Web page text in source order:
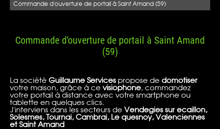
Commande d'ouverture de portail à Saint Amand (59)
Commande d'ouverture de portail à Saint Amand
(59)
La société Guillaume Services propose de domotiser
votre maison, grâce à ce visiophone, commandez
votre portail à distance avec votre smartphone ou
tablette en quelques clics.
J'interviens dans les secteurs de Vendegies sur ecaillon,
Solesmes, Tournai, Cambrai, Le quesnoy, Valenciennes
et Saint Amand